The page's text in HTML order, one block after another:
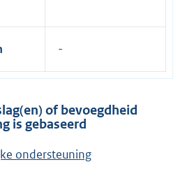
of bevoegdheid
is gebaseerd
ondersteuning